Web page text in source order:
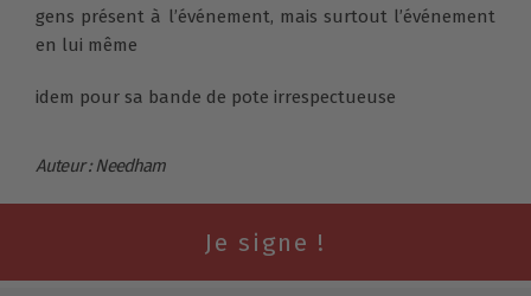
gens présent à l’événement, mais surtout l’événement
en lui même
idem pour sa bande de pote irrespectueuse
Auteur : Needham